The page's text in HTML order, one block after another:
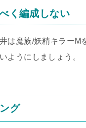
く編成しない
は魔族/妖精キラーM
ようにしましょう。
グ